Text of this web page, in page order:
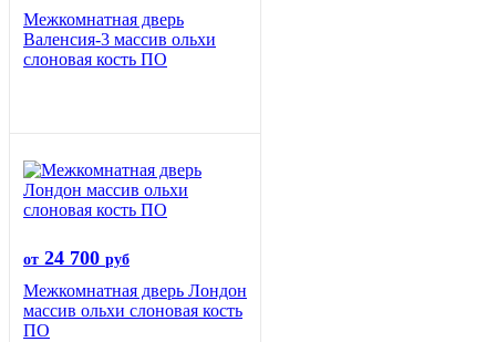
Межкомнатная дверь
Валенсия-3 массив ольхи
слоновая кость ПО
от 24 700 руб
Межкомнатная дверь Лондон
массив ольхи слоновая кость
ПО